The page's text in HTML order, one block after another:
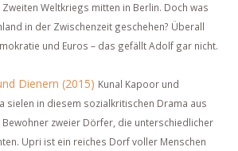
Weltkriegs mitten in Berlin. Doch was
in der Zwischenzeit geschehen? Überall
und Euros – das gefällt Adolf gar nicht.
Dienern (2015) Kunal Kapoor und
sielen in diesem sozialkritischen Drama aus
Bewohner zweier Dörfer, die unterschiedlicher
Upri ist ein reiches Dorf voller Menschen